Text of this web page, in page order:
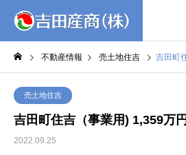
不動産情報 売土地住吉 吉田町
売土地住吉
吉田町住吉（事業用) 1,359万円
2022.09.25